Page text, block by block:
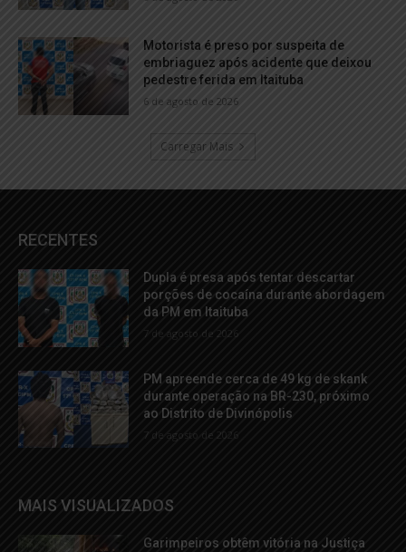
Motorista é preso por suspeita de
embriaguez após acidente que deixou
pedestre ferida em Itaituba
6 de agosto de 2026
Carregar Mais
RECENTES
Dupla é presa após tentar descartar
porções de cocaína durante abordagem
da PM em Itaituba
7 de agosto de 2026
PM apreende cerca de 49 kg de skank
durante operação na BR-230, próximo
ao Distrito de Divinópolis
7 de agosto de 2026
MAIS VISUALIZADOS
Garimpeiros obtêm vitória na Justiça